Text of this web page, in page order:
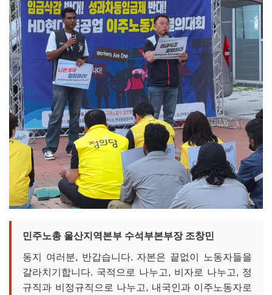
민주노총 울산지역본부 수석부본부장 조창민
동지 여러분, 반갑습니다. 자본은 끝없이 노동자들을
갈라치기합니다. 국적으로 나누고, 비자로 나누고, 정
규직과 비정규직으로 나누고, 내국인과 이주노동자로